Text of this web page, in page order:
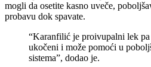
mogli da osetite kasno uveče,
probavu dok spavate.
“Karanfilić je proivupalni lek pa
ukočeni i može pomoći u
sistema”, dodao je.